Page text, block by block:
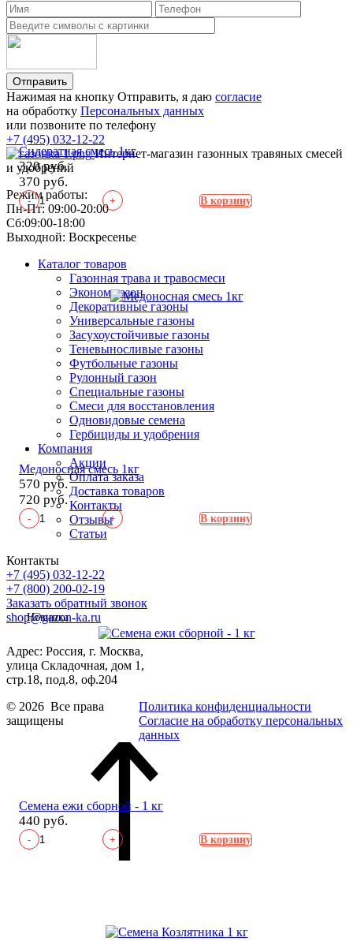
Сидератная смесь 1кг
320 руб.
370 руб.
- + В корзину
Медоносная смесь 1кг
570 руб.
720 руб.
- + В корзину
Новинка
Семена ежи сборной - 1 кг
440 руб.
- + В корзину
Отправить
Нажимая на кнопку Отправить, я даю согласие
на обработку Персональных данных
или позвоните по телефону
+7 (495) 032-12-22
Интернет-магазин газонных травяных смесей
и удобрений
Режим работы:
Пн-Пт: 09:00-20:00
Сб:09:00-18:00
Выходной: Воскресенье
Каталог товаров
Газонная трава и травосмеси
Эконом газон
Декоративные газоны
Универсальные газоны
Засухоустойчивые газоны
Теневыносливые газоны
Футбольные газоны
Рулонный газон
Специальные газоны
Смеси для восстановления
Одновидовые семена
Гербициды и удобрения
Компания
Акции
Оплата заказа
Доставка товаров
Контакты
Отзывы
Статьи
Контакты
+7 (495) 032-12-22
+7 (800) 200-02-19
Заказать обратный звонок
shop@gazon-ka.ru
Адрес: Россия, г. Москва,
улица Складочная, дом 1,
стр.18, под.8, оф.204
© 2026 Все права
защищены
Политика конфиденциальности
Согласие на обработку персональных
данных